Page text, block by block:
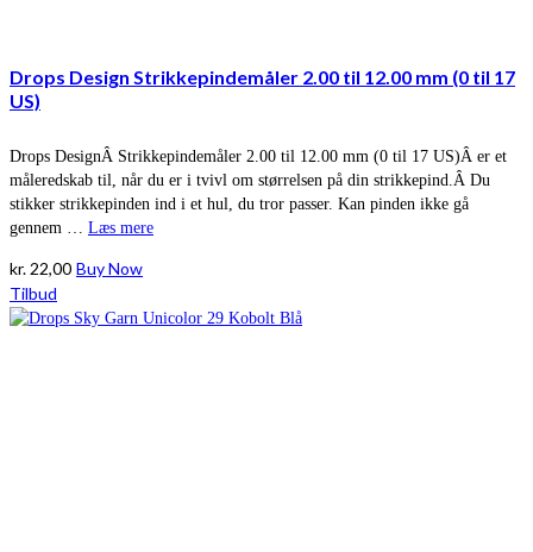
Drops Design Strikkepindemåler 2.00 til 12.00 mm (0 til 17
US)
Drops DesignÂ Strikkepindemåler 2.00 til 12.00 mm (0 til 17 US)Â er et
måleredskab til, når du er i tvivl om størrelsen på din strikkepind.Â Du
stikker strikkepinden ind i et hul, du tror passer. Kan pinden ikke gå
gennem … Læs mere
kr. 22,00 Buy Now
Tilbud